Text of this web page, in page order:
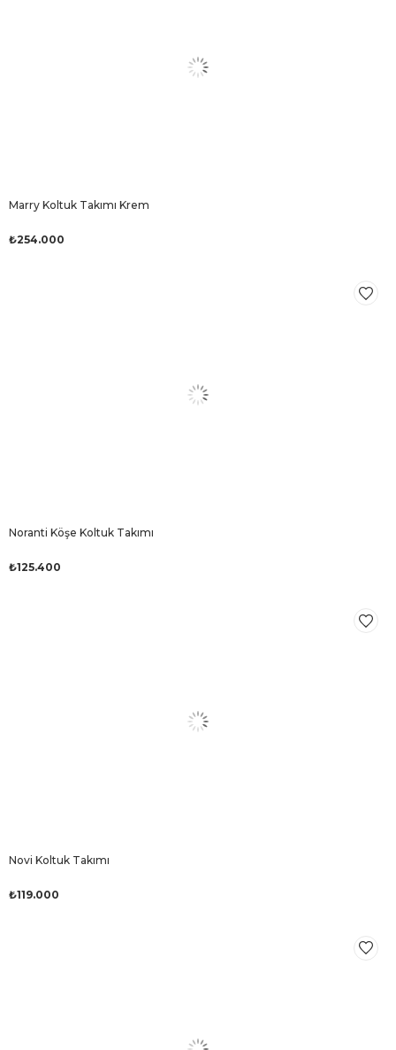
Marry Koltuk Takımı Krem
₺254.000
Noranti Köşe Koltuk Takımı
₺125.400
Novi Koltuk Takımı
₺119.000